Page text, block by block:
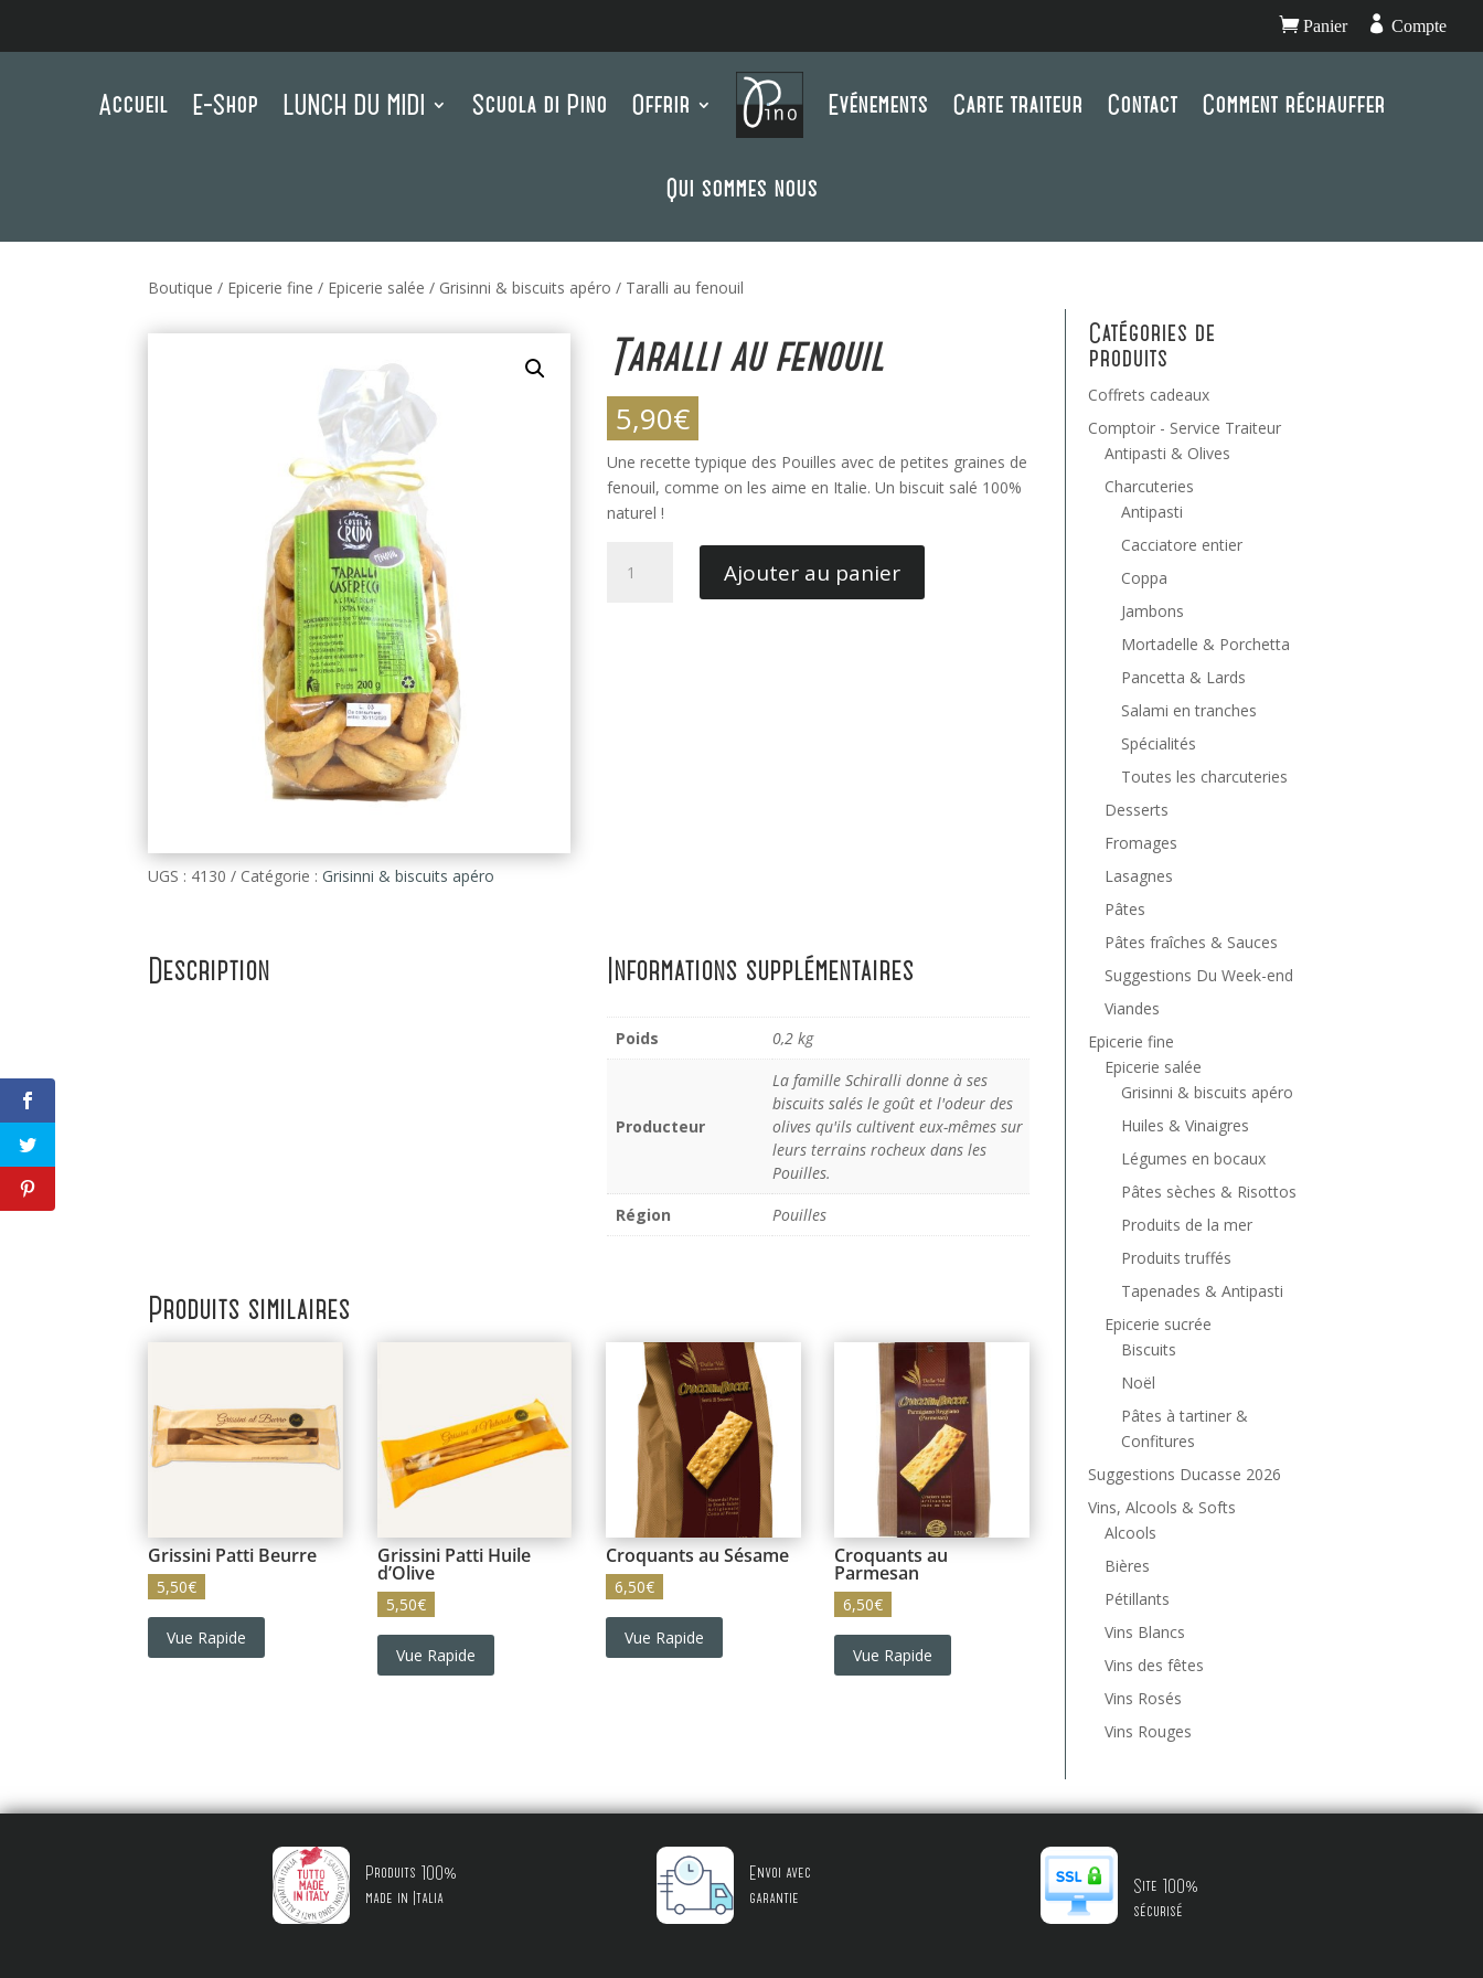
Panier  Compte
Accueil E-Shop LUNCH DU MIDI Scuola di Pino Offrir Evénements Carte traiteur Contact Comment réchauffer
Qui sommes nous
Boutique / Epicerie fine / Epicerie salée / Grisinni & biscuits apéro / Taralli au fenouil
UGS : 4130 Catégorie :Grisinni & biscuits apéro
Taralli au fenouil
5,90€
Une recette typique des Pouilles avec de petites graines de
fenouil, comme on les aime en Italie. Un biscuit salé 100%
naturel !
Ajouter au panier
Description Informations supplémentaires
Poids 0,2 kg
Producteur
La famille Schiralli donne à ses
biscuits salés le goût et l'odeur des
olives qu'ils cultivent eux-mêmes sur
leurs terrains rocheux dans les
Pouilles.
Région
Pouilles
Produits similaires
Grissini Patti Beurre
5,50€
Vue Rapide
Grissini Patti Huile
d’Olive
5,50€
Vue Rapide
Croquants au Sésame
6,50€
Vue Rapide
Croquants au
Parmesan
6,50€
Vue Rapide
Catégories de
produits
Coffrets cadeaux
Comptoir - Service Traiteur
Antipasti & Olives
Charcuteries
Antipasti
Cacciatore entier
Coppa
Jambons
Mortadelle & Porchetta
Pancetta & Lards
Salami en tranches
Spécialités
Toutes les charcuteries
Desserts
Fromages
Lasagnes
Pâtes
Pâtes fraîches & Sauces
Suggestions Du Week-end
Viandes
Epicerie fine
Epicerie salée
Grisinni & biscuits apéro
Huiles & Vinaigres
Légumes en bocaux
Pâtes sèches & Risottos
Produits de la mer
Produits truffés
Tapenades & Antipasti
Epicerie sucrée
Biscuits
Noël
Pâtes à tartiner &
Confitures
Suggestions Ducasse 2026
Vins, Alcools & Softs
Alcools
Bières
Pétillants
Vins Blancs
Vins des fêtes
Vins Rosés
Vins Rouges
Produits 100%
made in Italia
Envoi avec
garantie
Site 100%
sécurisé